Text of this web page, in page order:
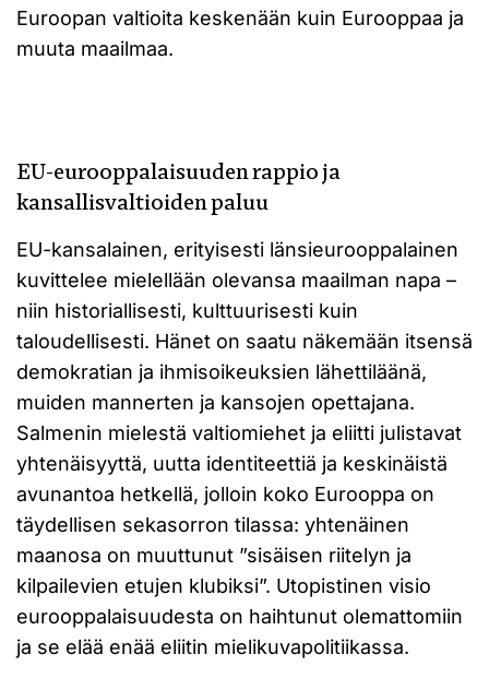
Euroopan valtioita keskenään kuin Eurooppaa ja
muuta maailmaa.
EU-eurooppalaisuuden rappio ja
kansallisvaltioiden paluu
EU-kansalainen, erityisesti länsieurooppalainen
kuvittelee mielellään olevansa maailman napa –
niin historiallisesti, kulttuurisesti kuin
taloudellisesti. Hänet on saatu näkemään itsensä
demokratian ja ihmisoikeuksien lähettiläänä,
muiden mannerten ja kansojen opettajana.
Salmenin mielestä valtiomiehet ja eliitti julistavat
yhtenäisyyttä, uutta identiteettiä ja keskinäistä
avunantoa hetkellä, jolloin koko Eurooppa on
täydellisen sekasorron tilassa: yhtenäinen
maanosa on muuttunut ”sisäisen riitelyn ja
kilpailevien etujen klubiksi”. Utopistinen visio
eurooppalaisuudesta on haihtunut olemattomiin
ja se elää enää eliitin mielikuvapolitiikassa.